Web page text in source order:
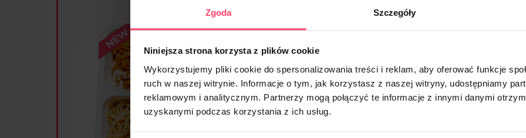
Zgoda Szczegóły
Niniejsza strona korzysta z plików cookie
Wykorzystujemy pliki cookie do spersonalizowania treści i reklam, aby oferować funkcje
ruch w naszej witrynie. Informacje o tym, jak korzystasz z naszej witryny, udostępniamy
reklamowym i analitycznym. Partnerzy mogą połączyć te informacje z innymi danymi
uzyskanymi podczas korzystania z ich usług.
Dieta
mniej mięsa